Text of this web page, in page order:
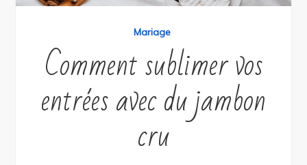
Mariage
Comment sublimer vos
entrées avec du jambon
cru